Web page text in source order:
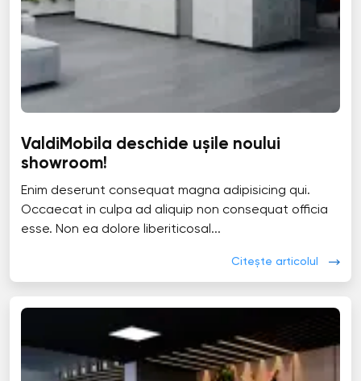
ValdiMobila deschide ușile noului
showroom!
Enim deserunt consequat magna adipisicing qui.
Occaecat in culpa ad aliquip non consequat officia
esse. Non ea dolore liberiticosal...
Citește articolul